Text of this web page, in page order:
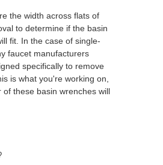
the width across flats of
to determine if the basin
fit. In the case of single-
faucet manufacturers
specifically to remove
is what you're working on,
of these basin wrenches will